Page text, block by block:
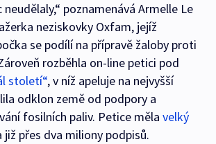
poznamenává Armelle Le
neziskovky Oxfam, jejíž
se podílí na přípravě žaloby proti
rozběhla on-line petici pod
století“, v níž apeluje na nejvyšší
odklon země od podpory a
fosilních paliv. Petice měla velký
již přes dva miliony podpisů.